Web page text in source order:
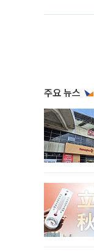
주요 뉴스